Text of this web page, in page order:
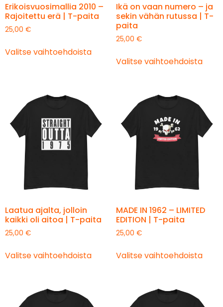
Erikoisvuosimallia 2010 –
Rajoitettu erä | T-paita
25,00 €
Valitse vaihtoehdoista
Ikä on vaan numero – ja
sekin vähän rutussa | T-
paita
25,00 €
Valitse vaihtoehdoista
Laatua ajalta, jolloin
kaikki oli aitoa | T-paita
25,00 €
Valitse vaihtoehdoista
MADE IN 1962 – LIMITED
EDITION | T-paita
25,00 €
Valitse vaihtoehdoista